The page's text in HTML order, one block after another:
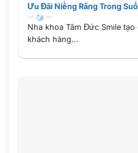
Ưu Đãi Niềng Răng Trong
Nha khoa Tâm Đức Smile
khách hàng...